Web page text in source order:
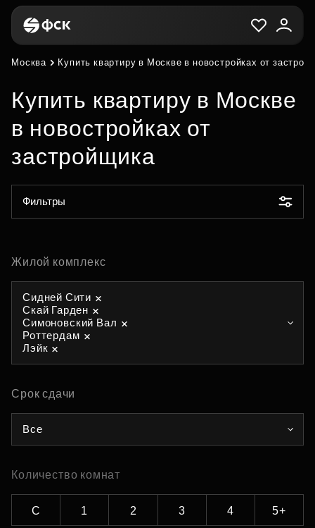
Москва Купить квартиру в Москве в новостройках от
Купить квартиру в Москве
в новостройках от
застройщика
Фильтры
Жилой комплекс
Сидней Сити
Скай Гарден
Симоновский Вал
Роттердам
Лэйк
Срок сдачи
Все
Количество комнат
С 1 2 3 4 5+